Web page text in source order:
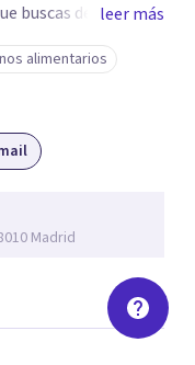
buscas de una
en pareja,
de forma
leer más
alimentarios
Madrid